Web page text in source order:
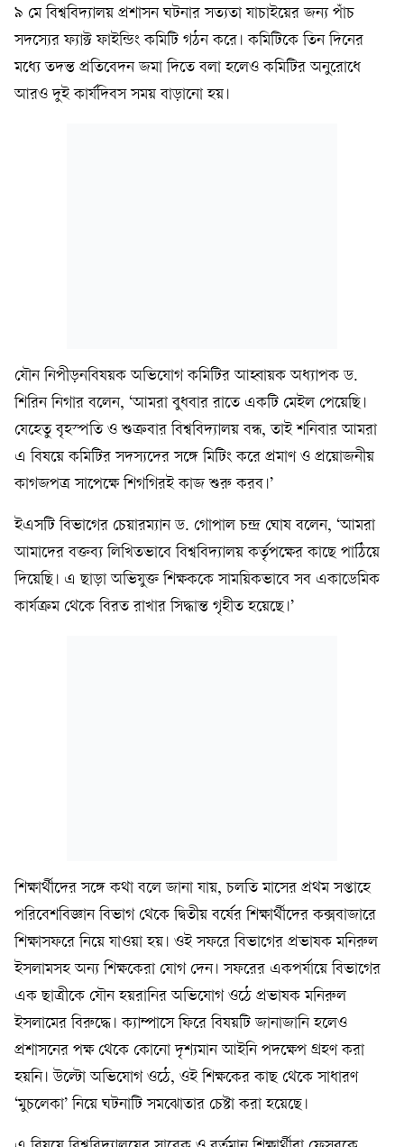
৯ মে বিশ্ববিদ্যালয় প্রশাসন ঘটনার সত্যতা যাচাইয়ের জন্য পাঁচ
সদস্যের ফ্যাক্ট ফাইন্ডিং কমিটি গঠন করে। কমিটিকে তিন দিনের
মধ্যে তদন্ত প্রতিবেদন জমা দিতে বলা হলেও কমিটির অনুরোধে
আরও দুই কার্যদিবস সময় বাড়ানো হয়।
যৌন নিপীড়নবিষয়ক অভিযোগ কমিটির আহ্বায়ক অধ্যাপক ড.
শিরিন নিগার বলেন, ‘আমরা বুধবার রাতে একটি মেইল পেয়েছি।
যেহেতু বৃহস্পতি ও শুক্রবার বিশ্ববিদ্যালয় বন্ধ, তাই শনিবার আমরা
এ বিষয়ে কমিটির সদস্যদের সঙ্গে মিটিং করে প্রমাণ ও প্রয়োজনীয়
কাগজপত্র সাপেক্ষে শিগগিরই কাজ শুরু করব।’
ইএসটি বিভাগের চেয়ারম্যান ড. গোপাল চন্দ্র ঘোষ বলেন, ‘আমরা
আমাদের বক্তব্য লিখিতভাবে বিশ্ববিদ্যালয় কর্তৃপক্ষের কাছে পাঠিয়ে
দিয়েছি। এ ছাড়া অভিযুক্ত শিক্ষককে সাময়িকভাবে সব একাডেমিক
কার্যক্রম থেকে বিরত রাখার সিদ্ধান্ত গৃহীত হয়েছে।’
শিক্ষার্থীদের সঙ্গে কথা বলে জানা যায়, চলতি মাসের প্রথম সপ্তাহে
পরিবেশবিজ্ঞান বিভাগ থেকে দ্বিতীয় বর্ষের শিক্ষার্থীদের কক্সবাজারে
শিক্ষাসফরে নিয়ে যাওয়া হয়। ওই সফরে বিভাগের প্রভাষক মনিরুল
ইসলামসহ অন্য শিক্ষকেরা যোগ দেন। সফরের একপর্যায়ে বিভাগের
এক ছাত্রীকে যৌন হয়রানির অভিযোগ ওঠে প্রভাষক মনিরুল
ইসলামের বিরুদ্ধে। ক্যাম্পাসে ফিরে বিষয়টি জানাজানি হলেও
প্রশাসনের পক্ষ থেকে কোনো দৃশ্যমান আইনি পদক্ষেপ গ্রহণ করা
হয়নি। উল্টো অভিযোগ ওঠে, ওই শিক্ষকের কাছ থেকে সাধারণ
‘মুচলেকা’ নিয়ে ঘটনাটি সমঝোতার চেষ্টা করা হয়েছে।